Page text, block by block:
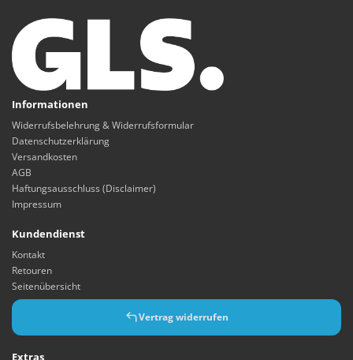
Informationen
Widerrufsbelehrung & Widerrufsformular
Datenschutzerklärung
Versandkosten
AGB
Haftungsausschluss (Disclaimer)
Impressum
Kundendienst
Kontakt
Retouren
Seitenübersicht
Vertrag widerrufen
Extras